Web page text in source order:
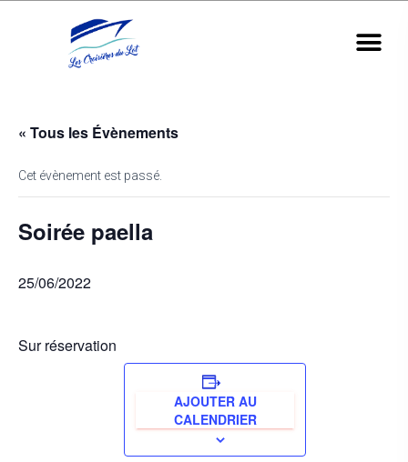
« Tous les Évènements
Cet évènement est passé.
Soirée paella
25/06/2022
Sur réservation
AJOUTER AU
CALENDRIER